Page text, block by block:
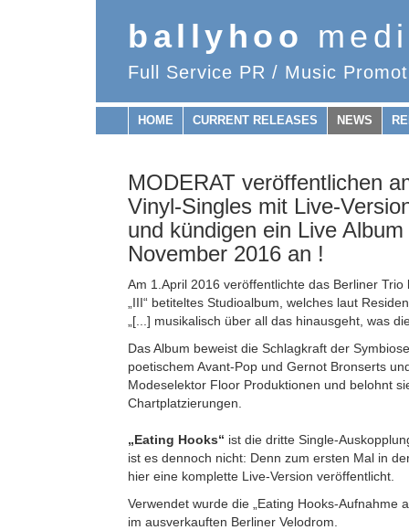
ballyhoo
Full Service PR / Music
HOME CURRENT RELEASES NEWS
MODERAT veröffentlichen
Vinyl-Singles mit Live-
und kündigen ein Live
November 2016 an !
Am 1.April 2016 veröffentlichte das Berliner Trio
„III“ betiteltes Studioalbum, welches laut
„[...] musikalisch über all das hinausgeht, was
Das Album beweist die Schlagkraft der
poetischem Avant-Pop und Gernot Bronserts
Modeselektor Floor Produktionen und belohnt
Chartplatzierungen.
„Eating Hooks“ ist die dritte Single-
ist es dennoch nicht: Denn zum ersten Mal in
hier eine komplette Live-Version veröffentlicht.
Verwendet wurde die „Eating Hooks-Aufnahme
im ausverkauften Berliner Velodrom.